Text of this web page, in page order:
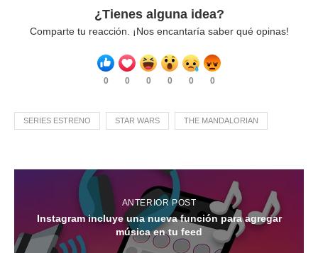
¿Tienes alguna idea?
Comparte tu reacción. ¡Nos encantaría saber qué opinas!
0 0 0 0 0 0
SERIES ESTRENO STAR WARS THE MANDALORIAN
ANTERIOR POST
Instagram incluye una nueva función para agregar
música en tu feed